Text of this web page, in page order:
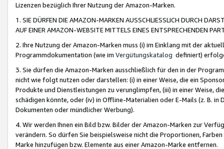
Lizenzen bezüglich Ihrer Nutzung der Amazon-Marken.
1. SIE DÜRFEN DIE AMAZON-MARKEN AUSSCHLIESSLICH DURCH
AUF EINER AMAZON-WEBSITE MITTELS EINES ENTSPRECHENDEN
2. Ihre Nutzung der Amazon-Marken muss (i) im Einklang mit der
Programmdokumentation (wie im Vergütungskatalog definiert)
3. Sie dürfen die Amazon-Marken ausschließlich für den in der
nicht wie folgt nutzen oder darstellen: (i) in einer Weise, die ein
Produkte und Dienstleistungen zu verunglimpfen, (iii) in einer Weise,
schädigen könnte, oder (iv) in Offline-Materialien oder E-Mails (z. B. in
Dokumenten oder mündlicher Werbung).
4. Wir werden Ihnen ein Bild bzw. Bilder der Amazon-Marken zur
verändern. So dürfen Sie beispielsweise nicht die Proportionen,
Marke hinzufügen bzw. Elemente aus einer Amazon-Marke entfernen.